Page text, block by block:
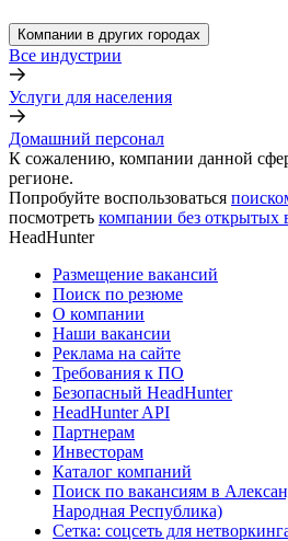
Компании в других городах
Все индустрии
Услуги для населения
Домашний персонал
К сожалению, компании данной
регионе.
Попробуйте воспользоваться
посмотреть компании без открытых
HeadHunter
Размещение вакансий
Поиск по резюме
О компании
Наши вакансии
Реклама на сайте
Требования к ПО
Безопасный HeadHunter
HeadHunter API
Партнерам
Инвесторам
Каталог компаний
Поиск по вакансиям в
Народная Республика)
Сетка: соцсеть для